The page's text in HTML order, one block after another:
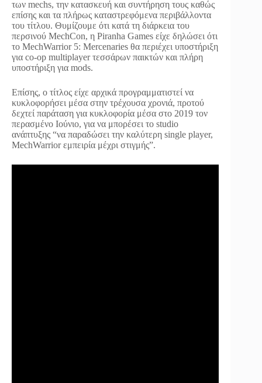
των mechs, την κατασκευή και συντήρηση τους καθώς
επίσης και τα πλήρως καταστρεφόμενα περιβάλλοντα
του τίτλου. Θυμίζουμε ότι κατά τη διάρκεια του
περσινού MechCon, η Piranha Games είχε δηλώσει ότι
το MechWarrior 5: Mercenaries θα περιέχει υποστήριξη
για co-op multiplayer τεσσάρων παικτών και πλήρη
υποστήριξη για mods.
Επίσης, ο τίτλος είχε αρχικά προγραμματιστεί να
κυκλοφορήσει μέσα στην τρέχουσα χρονιά, προτού
δεχτεί παράταση για κυκλοφορία μέσα στο 2019 τον
περασμένο Ιούνιο, για να μπορέσει το studio
ανάπτυξης “να παραδώσει την καλύτερη single player,
MechWarrior εμπειρία μέχρι στιγμής”.